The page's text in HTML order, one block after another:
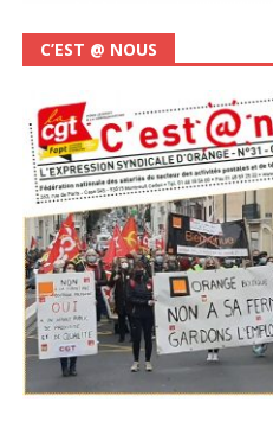
C’EST @ NOUS